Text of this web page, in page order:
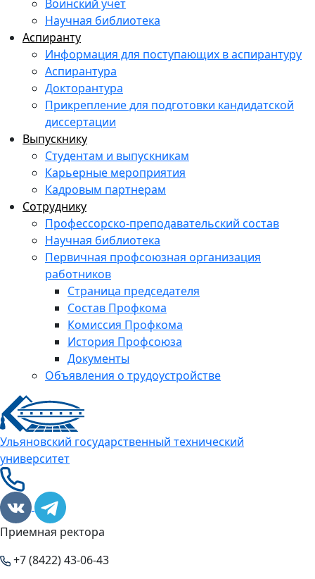
Воинский учет
Научная библиотека
Аспиранту
Информация для поступающих в аспирантуру
Аспирантура
Докторантура
Прикрепление для подготовки кандидатской
диссертации
Выпускнику
Студентам и выпускникам
Карьерные мероприятия
Кадровым партнерам
Сотруднику
Профессорско-преподавательский состав
Научная библиотека
Первичная профсоюзная организация
работников
Страница председателя
Состав Профкома
Комиссия Профкома
История Профсоюза
Документы
Объявления о трудоустройстве
Ульяновский государственный технический
университет
Приемная ректора
+7 (8422) 43-06-43